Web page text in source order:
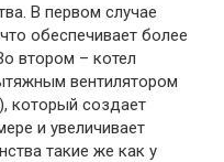
В первом случае
обеспечивает более
втором – котел
вентилятором
который создает
и увеличивает
такие же как у